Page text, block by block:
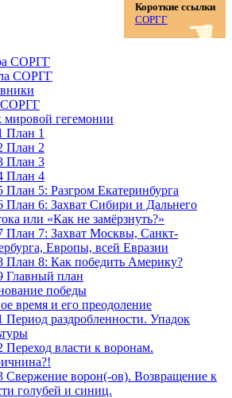
Короткие ссылки
СОРГГ
☚
СОРГГ
СОРГГ
СОРГГ
мировой гегемонии
План 1
План 2
План 3
План 4
План 5: Разгром Екатеринбурга
План 6: Захват Сибири и Дальнего
или «Как не замёрзнуть?»
План 7: Захват Москвы, Санкт-
Европы, всей Евразии
План 8: Как победить Америку?
Главный план
победы
время и его преодоление
Период раздробленности. Упадок
Переход власти к воронам.
Свержение ворон(-ов). Возвращение к
голубей и синиц.